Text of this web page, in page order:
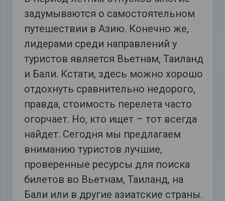
задумываются о самостоятельном
путешествии в Азию. Конечно же,
лидерами среди направлений у
туристов является Вьетнам, Таиланд
и Бали. Кстати, здесь можно хорошо
отдохнуть сравнительно недорого,
правда, стоимость перелета часто
огорчает. Но, кто ищет – тот всегда
найдет. Сегодня мы предлагаем
вниманию туристов лучшие,
проверенные ресурсы для поиска
билетов во Вьетнам, Таиланд, на
Бали или в другие азиатские страны.